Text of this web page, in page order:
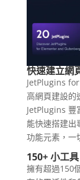
快速建立網
JetPlugins
高網頁建設
JetPlugins 豐
能快速搭建出
功能元素，一
150+ 小工具
擁有超過150